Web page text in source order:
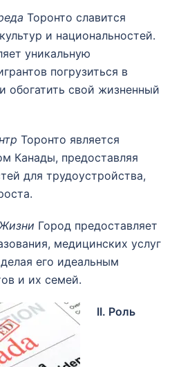
Торонто славится
и национальностей.
уникальную
погрузиться в
обогатить свой жизненный
Торонто является
Канады, предоставляя
для трудоустройства,
Город предоставляет
медицинских услуг
его идеальным
и их семей.
II. Роль